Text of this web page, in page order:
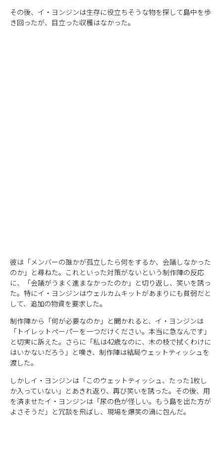
その後、イ・ヨンジンは生存に役立ちそうな物を探して島中を歩
き回ったが、目立った収穫はなかった。
彼は「メンバーの誰かが孤立したら何をするか、会議しなかった
のか」と尋ねた。これといった対策がないという制作陣の反応
に、「会議がうまく進まなかったのか」と切り返し、笑いを誘っ
た。特にイ・ヨンジンはウェルカムキットがあまりにも貧弱だと
して、追加の物資を要求した。
制作陣から「何が必要なのか」と聞かれると、イ・ヨンジンは
「トイレットペーパーを一つだけください。本当に急なんです」
と切実に訴えた。さらに「私は42歳なのに、木の枝で拭くわけに
はいかないだろう」と嘆き、制作陣は結局ウェットティッシュを
渡した。
しかしイ・ヨンジンは「このウェットティッシュ、たった1枚し
か入っていない」とあきれ返り、再び笑いを誘った。その後、用
を済ませたイ・ヨンジンは「尿の色が怪しい。もう島を出た方が
よさそうだ」と冗談を飛ばし、現場を爆笑の渦に包んだ。